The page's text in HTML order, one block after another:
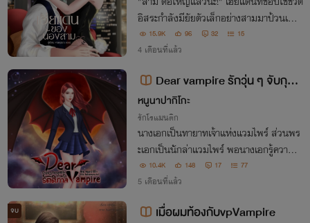
อิสระกำลังมียัยตัวเล็กอย่างสามมาป้วนเปี้ย
นในใจไม่หยุด!..
15.9K 96 32 15
4 เดือนที่แล้ว
Dear vampire รักวุ่น ๆ จับกุมหั
วใจ เจ้าหญิงรัตติกาล
หนูนาปากิโกะ
รักโรแมนติก
นางเอกเป็นทายาทเจ้าแห่งแวมไพร์ ส่วนพร
ะเอกเป็นนักล่าแวมไพร์ พอนางเอกรู้ความจ
ริงเรื่องพ่อแม่โดนฆ่าตายไปนานแล้ว เลยเปิ
ดเผยตัวตนเพื่อจัดการพวกกบฏต่อหน้าคนใ
นโรงเรียน เรื่องเลยวุ่นวายมากกว่าเดิม
10.4K 148 17 77
5 เดือนที่แล้ว
จบ เมื่อผมท้องกับvpVampire